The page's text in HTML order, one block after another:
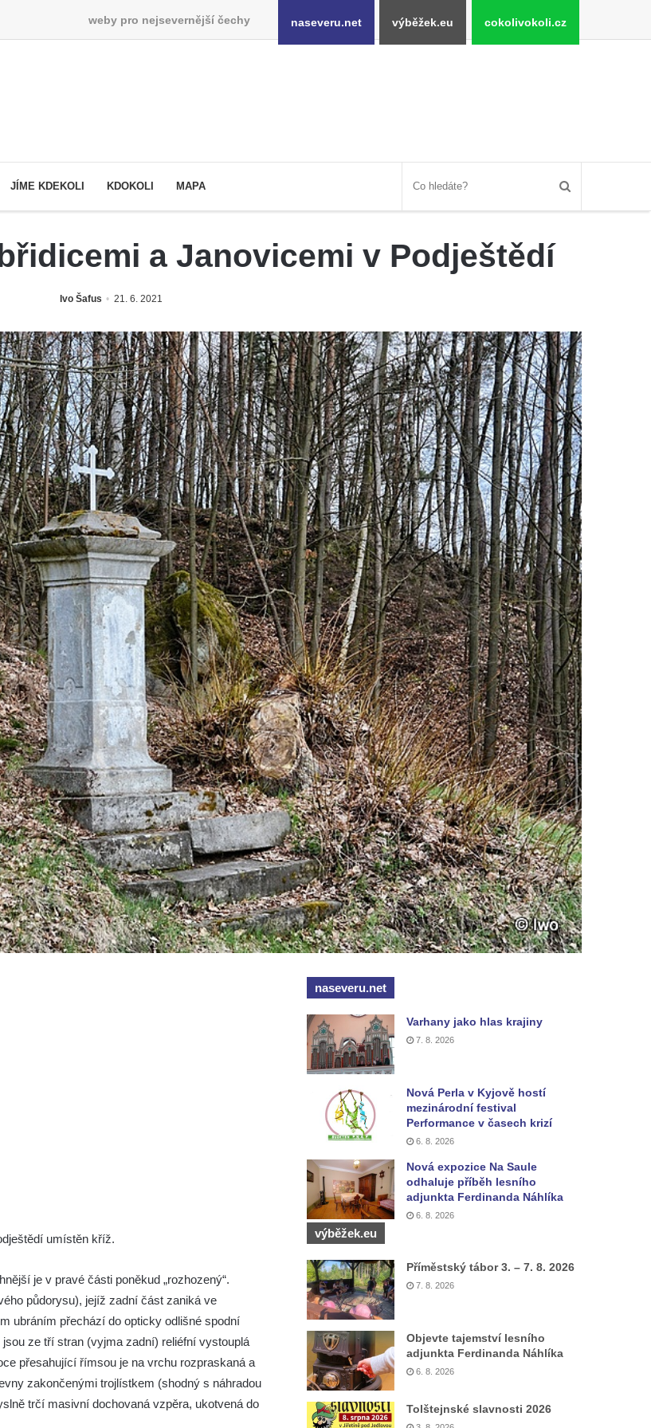
weby pro nejsevernější čechy naseveru.net výběžek.eu cokolivokoli.cz
JÍME KDEKOLI KDOKOLI MAPA
a Janovicemi v Podještědí
Ivo Šafus 21. 6. 2021
umístěn kříž.
je v pravé části poněkud „rozhozený“.
půdorysu), jejíž zadní část zaniká ve
ubráním přechází do opticky odlišné spodní
ze tří stran (vyjma zadní) reliéfní vystouplá
přesahující římsou je na vrchu rozpraskaná a
zakončenými trojlístkem (shodný s náhradou
trčí masivní dochovaná vzpěra, ukotvená do
naseveru.net
Varhany jako hlas krajiny
7. 8. 2026
Nová Perla v Kyjově hostí
mezinárodní festival
Performance v časech krizí
6. 8. 2026
Nová expozice Na Saule
odhaluje příběh lesního
adjunkta Ferdinanda Náhlíka
6. 8. 2026
výběžek.eu
Příměstský tábor 3. – 7. 8. 2026
7. 8. 2026
Objevte tajemství lesního
adjunkta Ferdinanda Náhlíka
6. 8. 2026
Tolštejnské slavnosti 2026